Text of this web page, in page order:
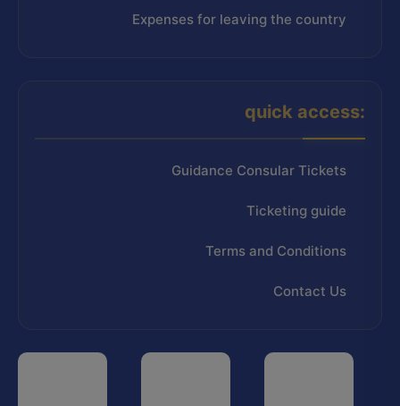
Expenses for leaving the country
quick access:
Guidance Consular Tickets
Ticketing guide
Terms and Conditions
Contact Us